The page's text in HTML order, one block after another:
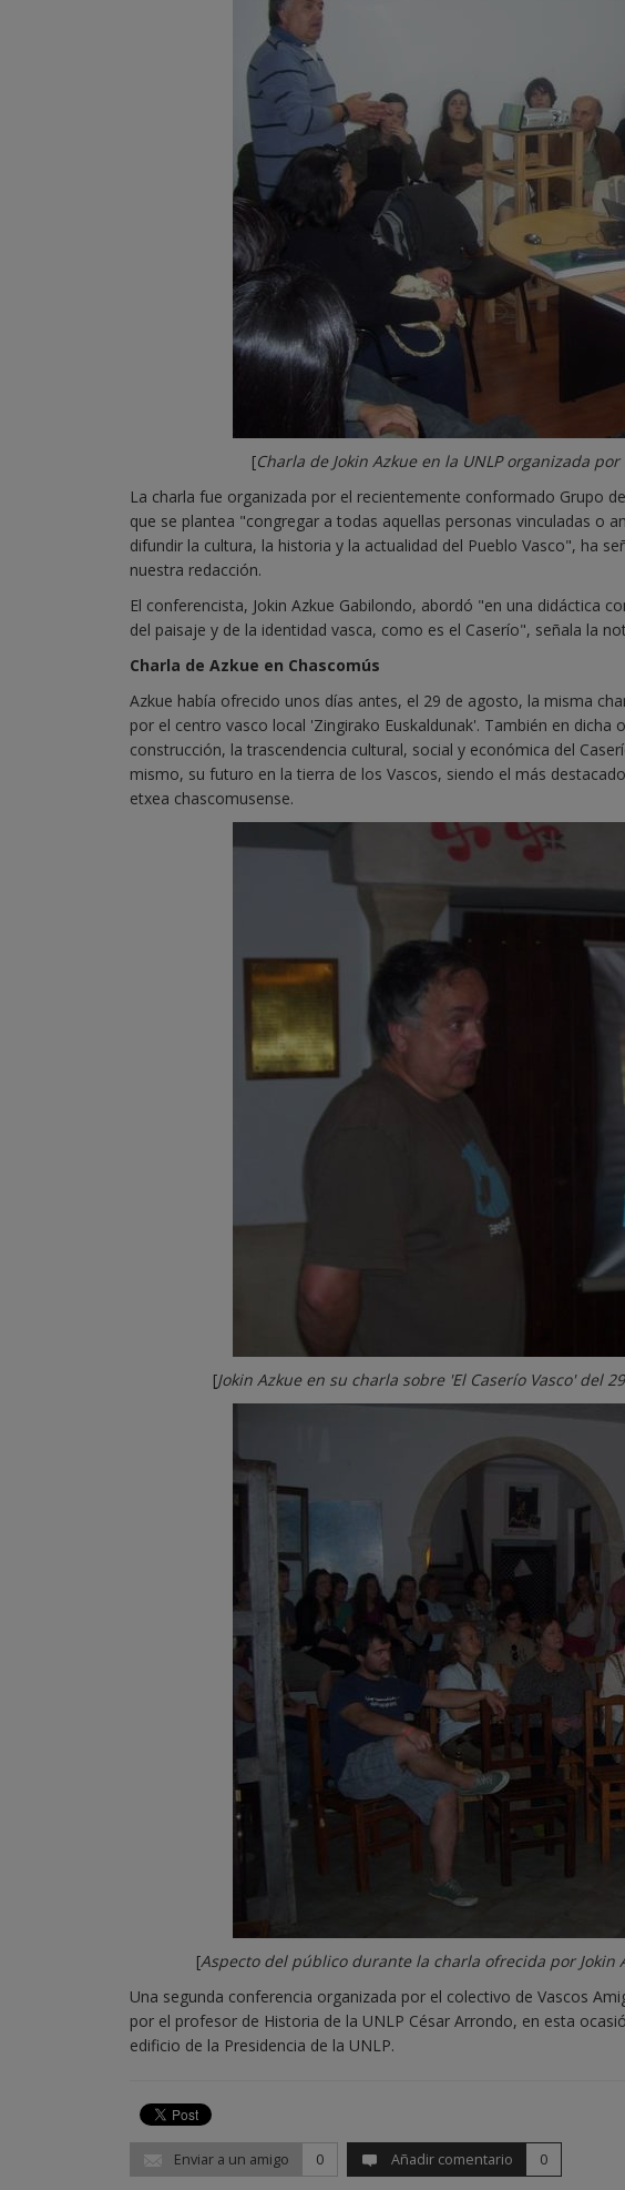
[Charla de Jokin Azkue en la UNLP organizada
La charla fue organizada por el recientemente conformado Grupo
que se plantea "congregar a todas aquellas personas vinculadas o
difundir la cultura, la historia y la actualidad del Pueblo Vasco", ha
nuestra redacción.
El conferencista, Jokin Azkue Gabilondo, abordó "en una didáctica
del paisaje y de la identidad vasca, como es el Caserío", señala la
Charla de Azkue en Chascomús
Azkue había ofrecido unos días antes, el 29 de agosto, la misma
por el centro vasco local 'Zingirako Euskaldunak'. También en
construcción, la trascendencia cultural, social y económica del
mismo, su futuro en la tierra de los Vascos, siendo el más
etxea chascomusense.
[Jokin Azkue en su charla sobre 'El Caserío Vasco' del
[Aspecto del público durante la charla ofrecida por Jokin
Una segunda conferencia organizada por el colectivo de Vascos
por el profesor de Historia de la UNLP César Arrondo, en esta
edificio de la Presidencia de la UNLP.
Enviar a un amigo 0 Añadir comentario 0